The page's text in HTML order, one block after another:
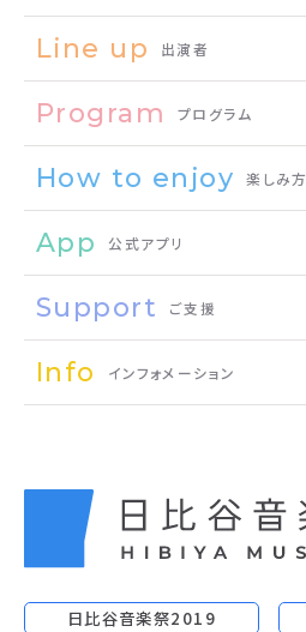
Line up 出演者
Program プログラム
How to enjoy 楽しみ方
App 公式アプリ
Support ご支援
Info インフォメーション
日比谷音楽祭2019